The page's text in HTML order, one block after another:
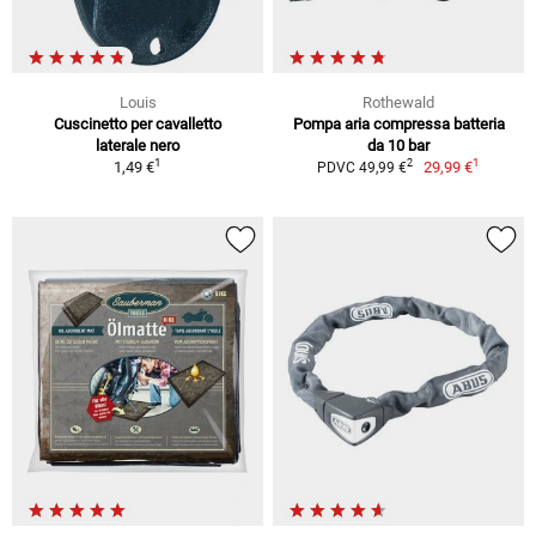
Louis
Cuscinetto per cavalletto
laterale nero
1,49 €1
Rothewald
Pompa aria compressa batteria
da 10 bar
PDVC 49,99 €2 29,99 €1